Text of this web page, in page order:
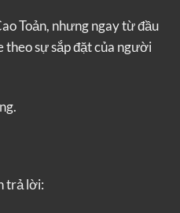
Toản, nhưng ngay từ đầu
theo sự sắp đặt của người
trả lời: